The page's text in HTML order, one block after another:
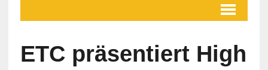
ETC präsentiert High